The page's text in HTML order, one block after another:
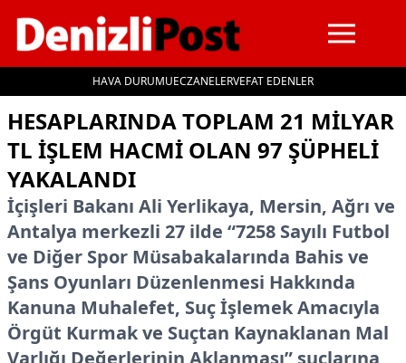
HAVA DURUMUECZANELERVEFAT EDENLER
HESAPLARINDA TOPLAM 21 MILYAR
TL IŞLEM HACMI OLAN 97 ŞÜPHELI
YAKALANDI
İçişleri Bakanı Ali Yerlikaya, Mersin, Ağrı ve
Antalya merkezli 27 ilde “7258 Sayılı Futbol
ve Diğer Spor Müsabakalarında Bahis ve
Şans Oyunları Düzenlenmesi Hakkında
Kanuna Muhalefet, Suç İşlemek Amacıyla
Örgüt Kurmak ve Suçtan Kaynaklanan Mal
Varlığı Değerlerinin Aklanması” suçlarına